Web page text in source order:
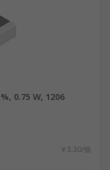
0.75 W, 1206
￥3.30/個